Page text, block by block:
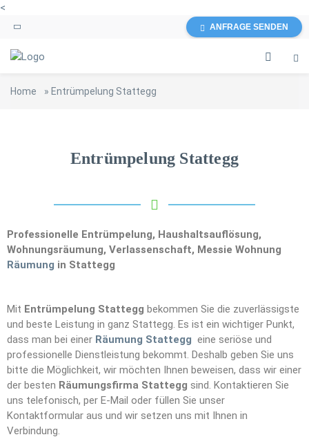
<
ANFRAGE SENDEN
Home » Entrümpelung Stattegg
Entrümpelung Stattegg
Professionelle Entrümpelung, Haushaltsauflösung,
Wohnungsräumung, Verlassenschaft, Messie Wohnung
Räumung in Stattegg
Mit Entrümpelung Stattegg bekommen Sie die zuverlässigste
und beste Leistung in ganz Stattegg. Es ist ein wichtiger Punkt,
dass man bei einer Räumung Stattegg eine seriöse und
professionelle Dienstleistung bekommt. Deshalb geben Sie uns
bitte die Möglichkeit, wir möchten Ihnen beweisen, dass wir einer
der besten Räumungsfirma Stattegg sind. Kontaktieren Sie
uns telefonisch, per E-Mail oder füllen Sie unser
Kontaktformular aus und wir setzen uns mit Ihnen in
Verbindung.